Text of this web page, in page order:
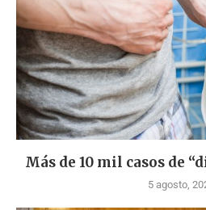
Más de 10 mil casos de
5 agosto,